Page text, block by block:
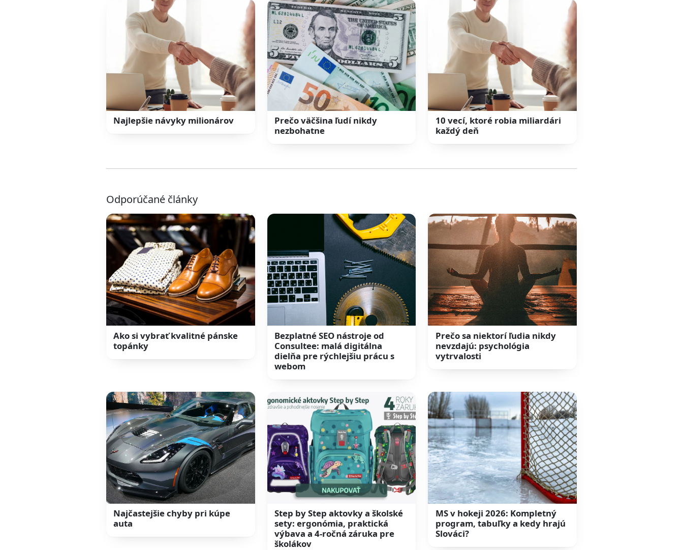
Najlepšie návyky milionárov
Prečo väčšina ľudí nikdy
nezbohatne
10 vecí, ktoré robia miliardári
každý deň
Odporúčané články
Ako si vybrať kvalitné pánske
topánky
Bezplatné SEO nástroje od
Consultee: malá digitálna
dielňa pre rýchlejšiu prácu s
webom
Prečo sa niektorí ľudia nikdy
nevzdajú: psychológia
vytrvalosti
Najčastejšie chyby pri kúpe
auta
Step by Step aktovky a školské
sety: ergonómia, praktická
výbava a 4-ročná záruka pre
školákov
MS v hokeji 2026: Kompletný
program, tabuľky a kedy hrajú
Slováci?